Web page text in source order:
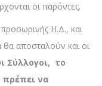
οι παρόντες.
Η.Δ., και
αποσταλούν και οι
Σύλλογοι, το
πρέπει να